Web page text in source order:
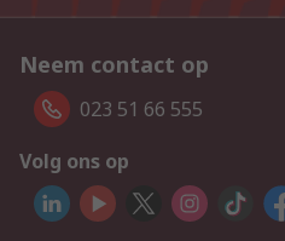
Neem contact op
023 51 66 555
Volg ons op